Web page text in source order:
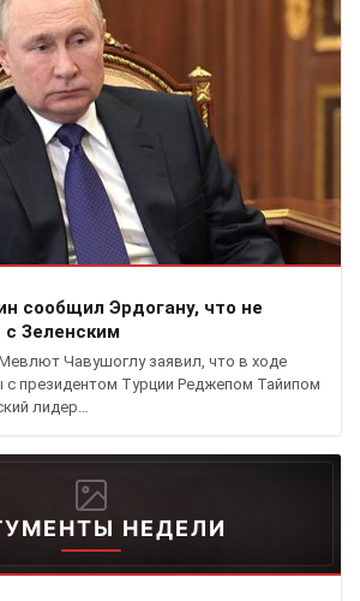
сообщил Эрдогану, что не
с Зеленским
Чавушоглу заявил, что в ходе
с президентом Турции Реджепом Тайипом
лидер…
НЕДЕЛИ